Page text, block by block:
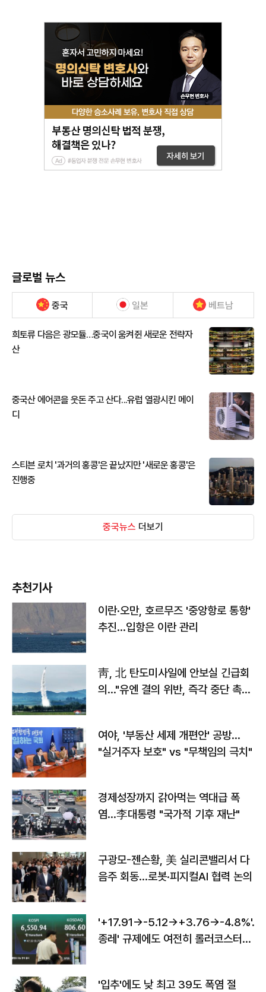
글로벌 뉴스
중국 일본 베트남
희토류 다음은 광모듈…중국이 움켜쥔 새로운 전략자
산
중국산 에어콘을 웃돈 주고 산다...유럽 열광시킨 메이
디
스티븐 로치 '과거의 홍콩'은 끝났지만 '새로운 홍콩'은
진행중
중국뉴스 더보기
추천기사
이란·오만, 호르무즈 '중앙항로 통항'
추진…입항은 이란 관리
靑, 北 탄도미사일에 안보실 긴급회
의…"유엔 결의 위반, 즉각 중단 촉
여야, '부동산 세제 개편안' 공방…
"실거주자 보호" vs "무책임의 극치"
경제성장까지 갉아먹는 역대급 폭
염…李대통령 "국가적 기후 재난"
구광모-젠슨황, 美 실리콘밸리서 다
음주 회동…로봇·피지컬AI 협력 논의
'+17.91→-5.12→+3.76→-4.8%'…'
종레' 규제에도 여전히 롤러코스터
'입추'에도 낮 최고 39도 폭염 절